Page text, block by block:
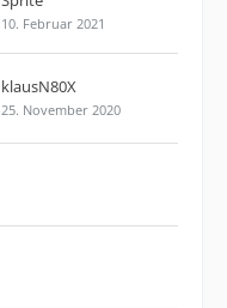
10. Februar 2021
klausN80X
25. November 2020